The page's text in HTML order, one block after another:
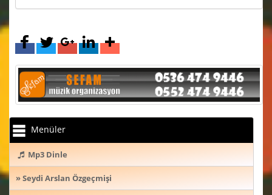
Menüler
Mp3 Dinle
» Seydi Arslan Özgeçmişi